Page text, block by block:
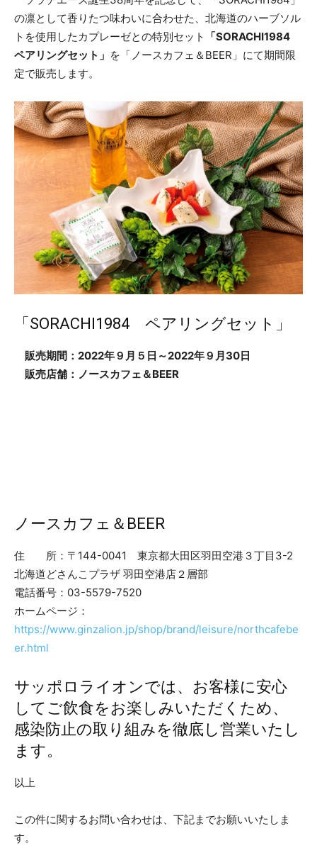
の凛として香りたつ味わいに合わせた、北海道のハーブソル
トを使用したカプレーゼとの特別セット
「SORACHI1984
ペアリングセット」 を「ノースカフェ＆BEER」にて期間限
定で販売します。
「SORACHI1984 ペアリングセット」
販売期間：2022年９月５日～2022年９月30日
販売店舗：ノースカフェ＆BEER
ノースカフェ＆BEER
住 所：〒144-0041 東京都大田区羽田空港３丁目3-2
北海道どさんこプラザ 羽田空港店２層部
電話番号：03-5579-7520
ホームページ：
https://www.ginzalion.jp/shop/brand/leisure/northcafebe
er.html
サッポロライオンでは、お客様に安心
してご飲食をお楽しみいただくため、
感染防止の取り組みを徹底し営業いたし
ます。
以上
この件に関するお問い合わせは、下記までお願いいたしま
す。